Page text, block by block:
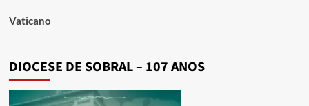
Vaticano
DIOCESE DE SOBRAL – 107 ANOS